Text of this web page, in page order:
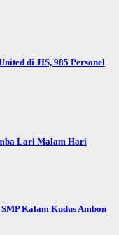
di JIS, 985 Personel
Lari Malam Hari
Kalam Kudus Ambon